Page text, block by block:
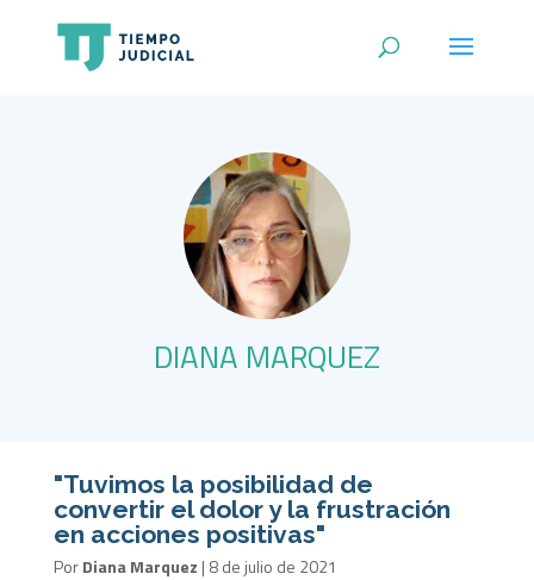
DIANA MARQUEZ
"Tuvimos la posibilidad de
convertir el dolor y la frustración
en acciones positivas"
PorDiana Marquez | 8 de julio de 2021